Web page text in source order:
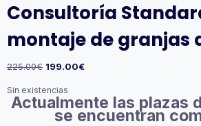
Consultoría
montaje de granjas
225.00€ 199.00€
Sin existencias
Actualmente las plazas
se encuentran